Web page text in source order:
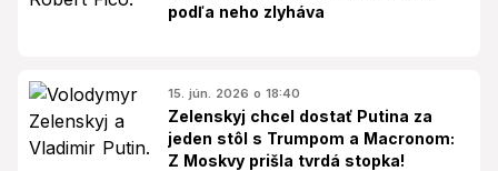
podľa neho zlyháva
15. jún. 2026 o 18:40
Zelenskyj chcel dostať Putina za
jeden stôl s Trumpom a Macronom:
Z Moskvy prišla tvrdá stopka!